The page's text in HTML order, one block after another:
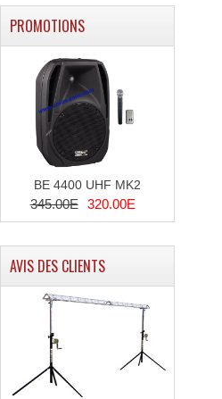
PROMOTIONS
BE 4400 UHF MK2
345.00E 320.00E
AVIS DES CLIENTS